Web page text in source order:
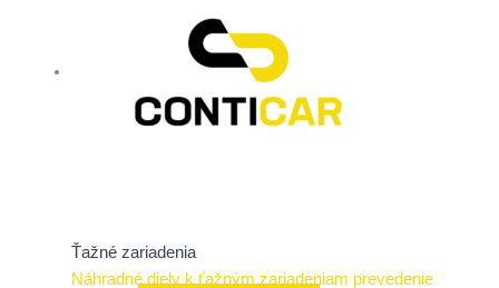
Ťažné zariadenia
Náhradné diely k ťažným zariadeniam prevedenie